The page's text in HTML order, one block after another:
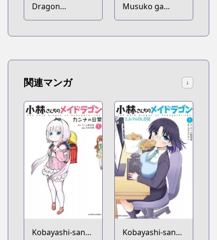
Dragon
Yashinatte
Musuko ga
Kawaikute
関連マンガ ↓
Kobayashi-san
Kobayashi-san